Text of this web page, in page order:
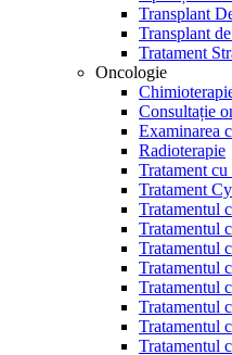
Transplant
Transplant
Tratament
Oncologie
Consultație
Examinarea
Radioterapie
Tratament
Tratament
Tratamentul
Tratamentul
Tratamentul
Tratamentul
Tratamentul
Tratamentul
Tratamentul
Tratamentul